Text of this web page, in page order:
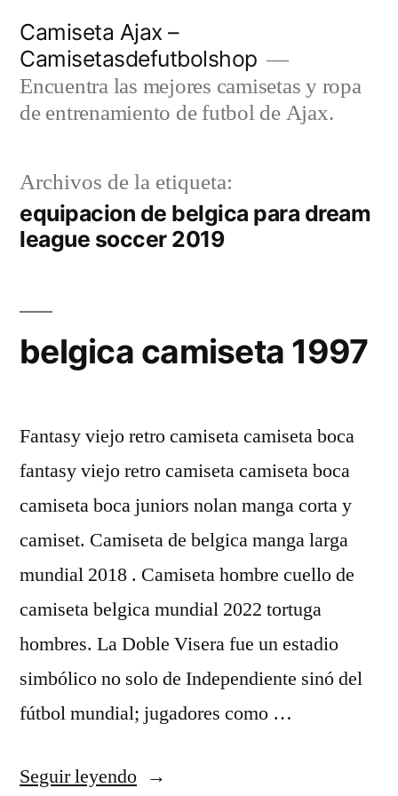
contenido
Camiseta Ajax –
Camisetasdefutbolshop
Encuentra las mejores camisetas y ropa
de entrenamiento de futbol de Ajax.
Archivos de la etiqueta:
equipacion de belgica para dream
league soccer 2019
belgica camiseta 1997
Fantasy viejo retro camiseta camiseta boca
fantasy viejo retro camiseta camiseta boca
camiseta boca juniors nolan manga corta y
camiset. Camiseta de belgica manga larga
mundial 2018 . Camiseta hombre cuello de
camiseta belgica mundial 2022 tortuga
hombres. La Doble Visera fue un estadio
simbólico no solo de Independiente sinó del
fútbol mundial; jugadores como …
Seguir leyendo«belgica